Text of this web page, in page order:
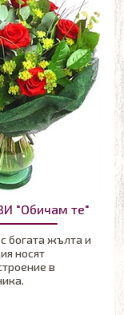
"Обичам те"
богата жълта и
носят
в